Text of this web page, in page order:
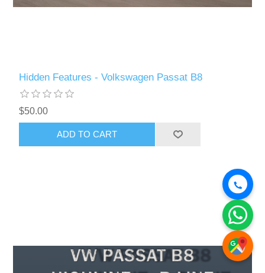
Hidden Features - Volkswagen Passat B8
$50.00
ADD TO CART